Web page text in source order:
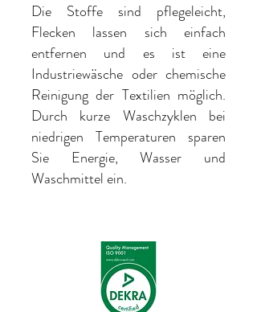
Die Stoffe sind pflegeleicht,
Flecken lassen sich einfach
entfernen und es ist eine
Industriewäsche oder chemische
Reinigung der Textilien möglich.
Durch kurze Waschzyklen bei
niedrigen Temperaturen sparen
Sie Energie, Wasser und
Waschmittel ein.